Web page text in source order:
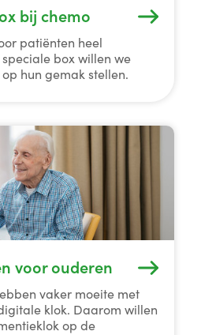
bij chemo
patiënten heel
box willen we
hun gemak stellen.
voor ouderen
vaker moeite met
klok. Daarom willen
op de